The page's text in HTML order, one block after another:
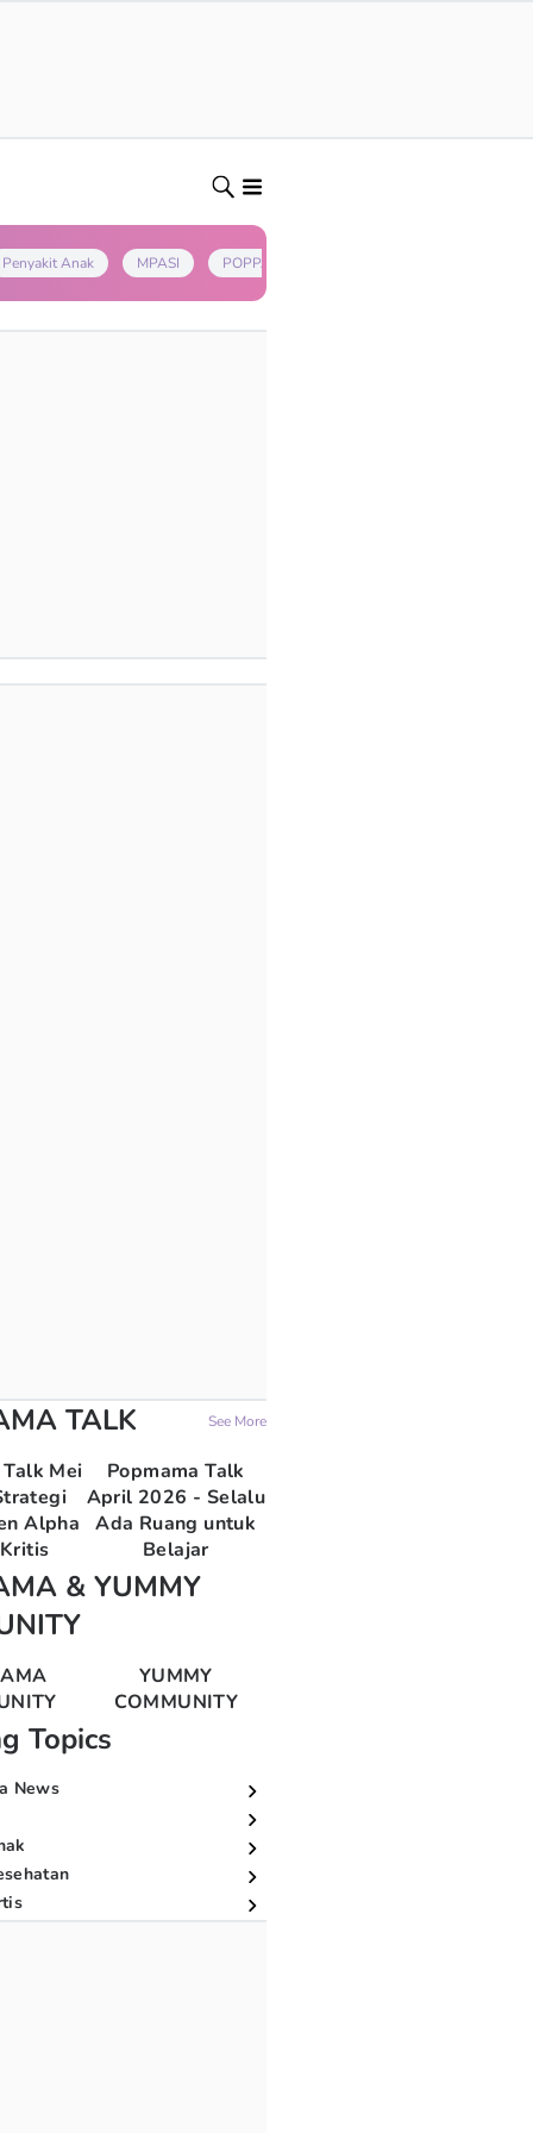
Penyakit Anak MPASI POPPAPA
TALK See More
Mei
Alpha
Popmama Talk
April 2026 - Selalu
Ada Ruang untuk
Belajar
& YUMMY
YUMMY
COMMUNITY
Topics
News